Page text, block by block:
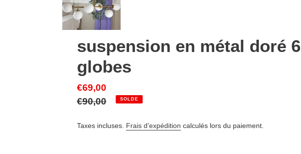
suspension en métal doré 6
globes
Prix
réduit
€69,00
Prix
€90,00 SOLDE
Taxes incluses. Frais d'expédition calculés lors du paiement.